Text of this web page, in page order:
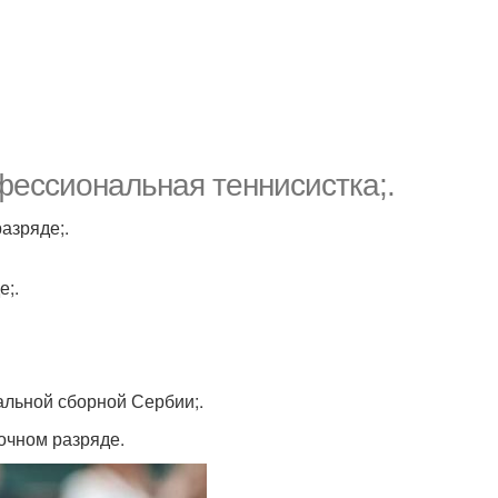
теннисистка;.
сборной Сербии;.
разряде.